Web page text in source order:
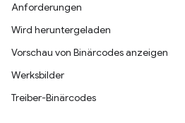
Anforderungen
Wird heruntergeladen
Vorschau von Binärcodes anzeigen
Werksbilder
Treiber-Binärcodes